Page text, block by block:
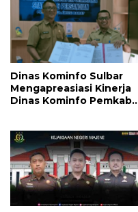
Dinas Kominfo Sulbar
Mengapreasiasi Kinerja
Dinas Kominfo Pemkab